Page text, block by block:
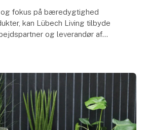
og fokus på bæredygtighed
kan Lübech Living tilbyde
og leverandør af